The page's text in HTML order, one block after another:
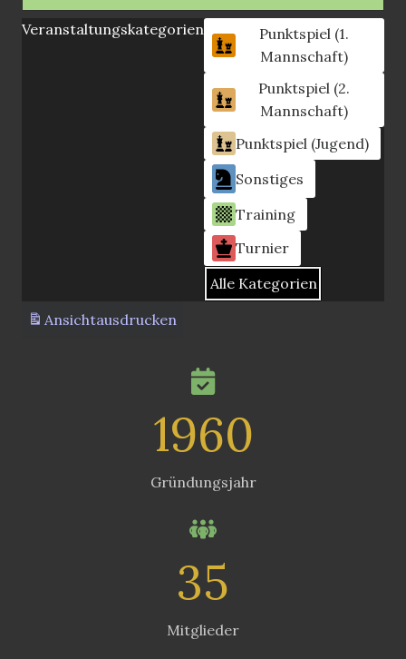
Veranstaltungskategorien
Punktspiel (1.
Mannschaft)
Punktspiel (2.
Mannschaft)
Punktspiel (Jugend)
Sonstiges
Training
Turnier
Alle Kategorien
Ansichtausdrucken
1960
Gründungsjahr
35
Mitglieder